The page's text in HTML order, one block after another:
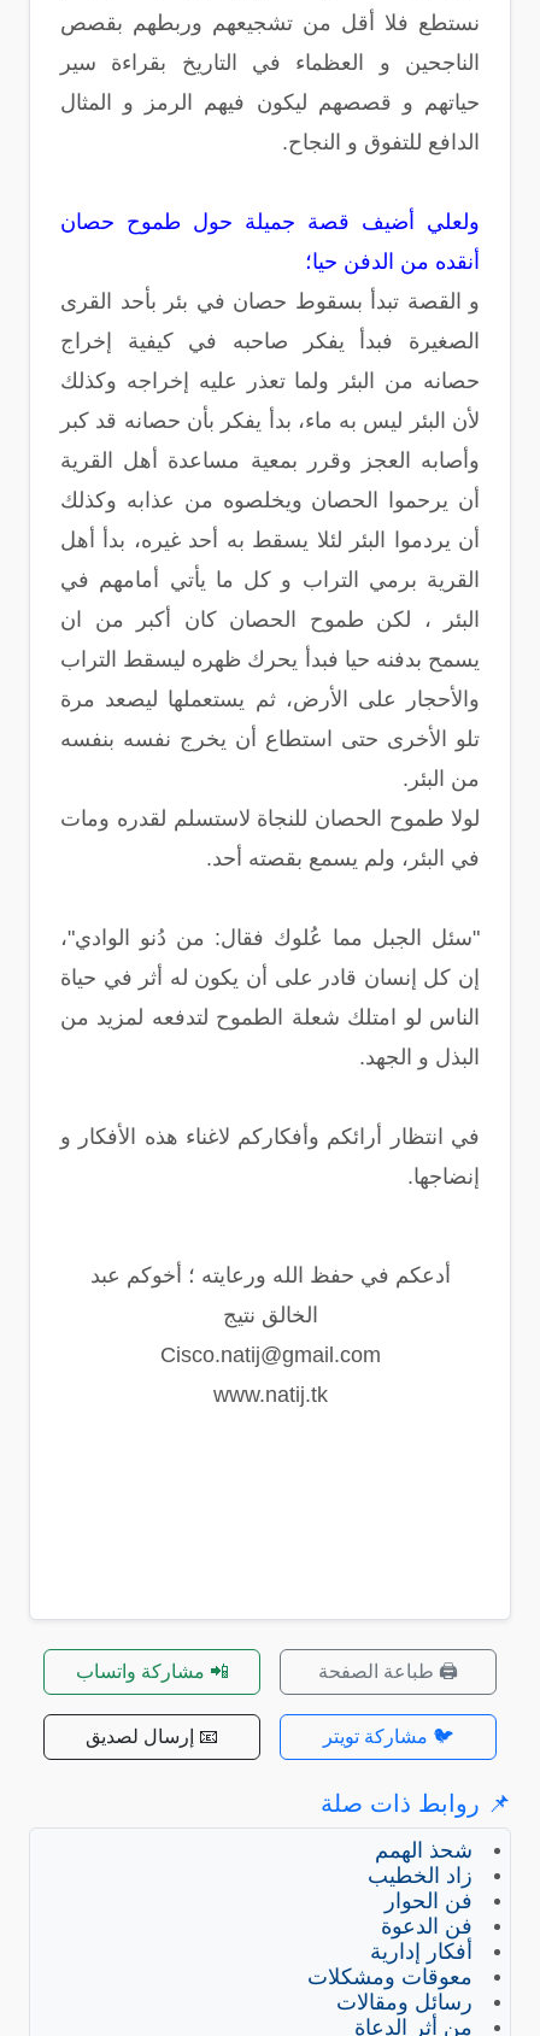
نستطع فلا أقل من تشجيعهم وربطهم بقصص
الناجحين و العظماء في التاريخ بقراءة سير
حياتهم و قصصهم ليكون فيهم الرمز و المثال
الدافع للتفوق و النجاح.
ولعلي أضيف قصة جميلة حول طموح حصان
أنقده من الدفن حيا؛
و القصة تبدأ بسقوط حصان في بئر بأحد القرى
الصغيرة فبدأ يفكر صاحبه في كيفية إخراج
حصانه من البئر ولما تعذر عليه إخراجه وكذلك
لأن البئر ليس به ماء، بدأ يفكر بأن حصانه قد كبر
وأصابه العجز وقرر بمعية مساعدة أهل القرية
أن يرحموا الحصان ويخلصوه من عذابه وكذلك
أن يردموا البئر لئلا يسقط به أحد غيره، بدأ أهل
القرية برمي التراب و كل ما يأتي أمامهم في
البئر ، لكن طموح الحصان كان أكبر من ان
يسمح بدفنه حيا فبدأ يحرك ظهره ليسقط التراب
والأحجار على الأرض، ثم يستعملها ليصعد مرة
تلو الأخرى حتى استطاع أن يخرج نفسه بنفسه
من البئر.
لولا طموح الحصان للنجاة لاستسلم لقدره ومات
في البئر، ولم يسمع بقصته أحد.
"سئل الجبل مما عُلوك فقال: من دُنو الوادي"،
إن كل إنسان قادر على أن يكون له أثر في حياة
الناس لو امتلك شعلة الطموح لتدفعه لمزيد من
البذل و الجهد.
في انتظار أرائكم وأفكاركم لاغناء هذه الأفكار و
إنضاجها.
أدعكم في حفظ الله ورعايته ؛ أخوكم عبد
الخالق نتيج
Cisco.natij@gmail.com
www.natij.tk
🖨️ طباعة الصفحة 📲 مشاركة واتساب
🐦 مشاركة تويتر 📧 إرسال لصديق
📌 روابط ذات صلة
شحذ الهمم
زاد الخطيب
فن الحوار
فن الدعوة
أفكار إدارية
معوقات ومشكلات
رسائل ومقالات
من أثر الدعاة